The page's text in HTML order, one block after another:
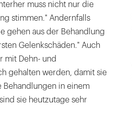
muss nicht nur die
stimmen." Andernfalls
gehen aus der Behandlung
Gelenkschäden." Auch
mit Dehn- und
gehalten werden, damit sie
Behandlungen in einem
sie heutzutage sehr